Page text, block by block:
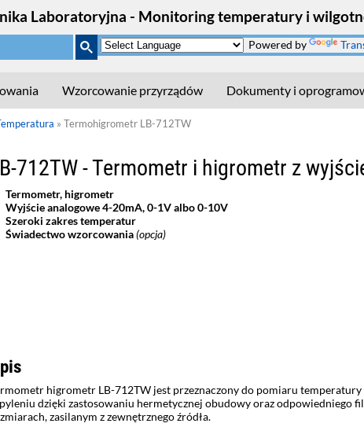
Laboratoryjna - Monitoring temperatury i
Powered by
Wzorcowanie przyrządów Dokumenty i
» Termohigrometr LB-712TW
712TW - Termometr i higrometr z
Termometr, higrometr
Wyjście analogowe 4-20mA, 0-1V albo 0-10V
Szeroki zakres temperatur
Świadectwo wzorcowania(opcja)
higrometr LB-712TW jest przeznaczony do pomiaru
dzięki zastosowaniu hermetycznej obudowy oraz
zasilanym z zewnętrznego źródła.